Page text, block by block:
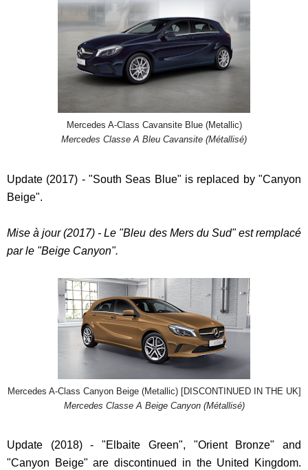
Mercedes A-Class Cavansite Blue (Metallic)
Mercedes Classe A Bleu Cavansite (Métallisé)
Update (2017) - "South Seas Blue" is replaced by "Canyon
Beige".
Mise à jour (2017) - Le "Bleu des Mers du Sud" est remplacé
par le "Beige Canyon".
Mercedes A-Class Canyon Beige (Metallic) [DISCONTINUED IN THE UK]
Mercedes Classe A Beige Canyon (Métallisé)
Update (2018) - "Elbaite Green", "Orient Bronze" and
"Canyon Beige" are discontinued in the United Kingdom.